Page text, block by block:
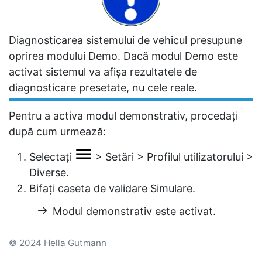
Diagnosticarea sistemului de vehicul presupune
oprirea modului Demo. Dacă modul Demo este
activat sistemul va afișa rezultatele de
diagnosticare presetate, nu cele reale.
Pentru a activa modul demonstrativ, procedați
după cum urmează:
Selectați > Setări > Profilul utilizatorului >
Diverse.
Bifați caseta de validare Simulare.
Modul demonstrativ este activat.
© 2024 Hella Gutmann